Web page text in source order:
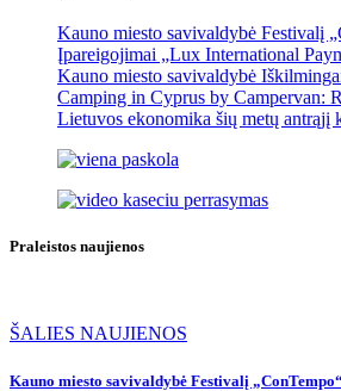
Kauno miesto savivaldybė Festivalį
Įpareigojimai „Lux International
Kauno miesto savivaldybė
Camping in Cyprus by Campervan:
Lietuvos ekonomika šių metų antrąjį
Praleistos naujienos
ŠALIES NAUJIENOS
Kauno miesto savivaldybė Festivalį